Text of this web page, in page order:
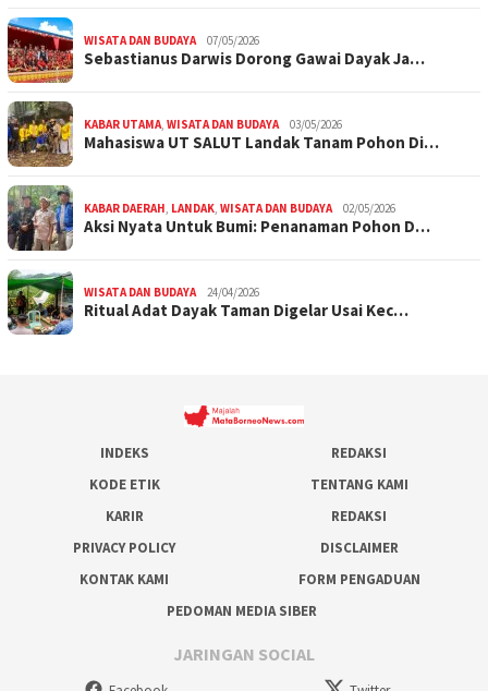
WISATA DAN BUDAYA 07/05/2026
Sebastianus Darwis Dorong Gawai Dayak Ja…
KABAR UTAMA WISATA DAN BUDAYA 03/05/2026
Mahasiswa UT SALUT Landak Tanam Pohon Di…
KABAR DAERAH LANDAK WISATA DAN BUDAYA 02/05/2026
Aksi Nyata Untuk Bumi: Penanaman Pohon D…
WISATA DAN BUDAYA 24/04/2026
Ritual Adat Dayak Taman Digelar Usai Kec…
INDEKS
REDAKSI
KODE ETIK
TENTANG KAMI
KARIR
REDAKSI
PRIVACY POLICY
DISCLAIMER
KONTAK KAMI
FORM PENGADUAN
PEDOMAN MEDIA SIBER
JARINGAN SOCIAL